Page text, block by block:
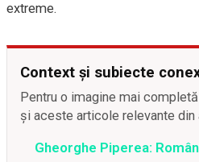
extreme.
Context și subiecte
Pentru o imagine mai
și aceste articole relevante
Gheorghe Piperea: